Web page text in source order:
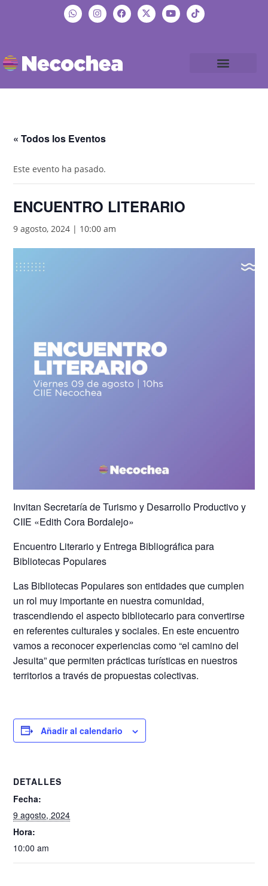
« Todos los Eventos
Este evento ha pasado.
ENCUENTRO LITERARIO
9 agosto, 2024 | 10:00 am
Invitan Secretaría de Turismo y Desarrollo Productivo y
CIIE «Edith Cora Bordalejo»
Encuentro Literario y Entrega Bibliográfica para
Bibliotecas Populares
Las Bibliotecas Populares son entidades que cumplen
un rol muy importante en nuestra comunidad,
trascendiendo el aspecto bibliotecario para convertirse
en referentes culturales y sociales. En este encuentro
vamos a reconocer experiencias como “el camino del
Jesuita” que permiten prácticas turísticas en nuestros
territorios a través de propuestas colectivas.
Añadir al calendario
DETALLES
Fecha:
9 agosto, 2024
Hora:
10:00 am